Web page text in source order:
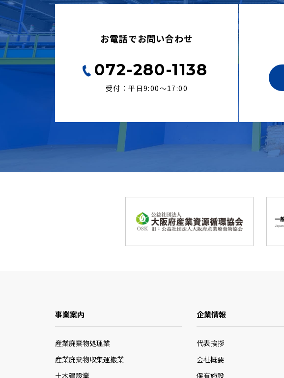
お電話でお問い合わせ
072-280-1138
受付：平日9:00〜17:00
事業案内
産業廃棄物処理業
産業廃棄物収集運搬業
土木建設業
企業情報
代表挨拶
会社概要
保有施設